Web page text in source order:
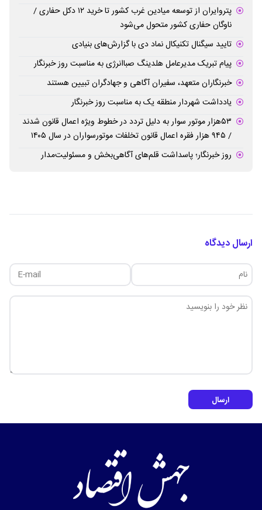
پتروایران از توسعه میادین غرب کشور تا خرید ۱۲ دکل حفاری /
ناوگان حفاری کشور متحول می‌شود
تایید سیگنال تکنیکال نماد دی با گزارش‌های بنیادی
پیام تبریک مدیرعامل هلدینگ صباانرژی به مناسبت روز خبرنگار
خبرنگاران متعهد، سفیران آگاهی و جهادگران تبیین هستند
یادداشت شهردار منطقه یک به مناسبت روز خبرنگار
۵۳هزار موتور سوار به دلیل تردد در خطوط ویژه اعمال قانون شدند
/ ۹۴۵ هزار فقره اعمال قانون تخلفات موتورسواران در سال ۱۴۰۵
روز خبرنگار؛ پاسداشت قلم‌های آگاهی‌بخش و مسئولیت‌مدار
ارسال دیدگاه
ارسال